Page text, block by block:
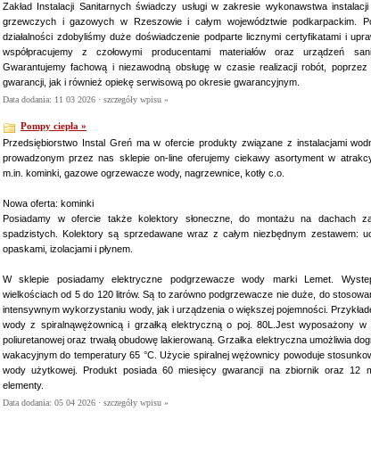
Zakład Instalacji Sanitarnych świadczy usługi w zakresie wykonawstwa
grzewczych i gazowych w Rzeszowie i całym województwie podkarpackim.
działalności zdobyliśmy duże doświadczenie podparte licznymi certyfikatami i
współpracujemy z czołowymi producentami materiałów oraz urządzeń
Gwarantujemy fachową i niezawodną obsługę w czasie realizacji robót,
gwarancji, jak i również opiekę serwisową po okresie gwarancyjnym.
Data dodania: 11 03 2026 · szczegóły wpisu »
Pompy ciepła »
Przedsiębiorstwo Instal Greń ma w ofercie produkty związane z instalacjami
prowadzonym przez nas sklepie on-line oferujemy ciekawy asortyment w
m.in. kominki, gazowe ogrzewacze wody, nagrzewnice, kotły c.o.
Nowa oferta: kominki
Posiadamy w ofercie także kolektory słoneczne, do montażu na dachach
spadzistych. Kolektory są sprzedawane wraz z całym niezbędnym zestawem:
opaskami, izolacjami i płynem.
W sklepie posiadamy elektryczne podgrzewacze wody marki Lemet.
wielkościach od 5 do 120 litrów. Są to zarówno podgrzewacze nie duże, do
intensywnym wykorzystaniu wody, jak i urządzenia o większej pojemności.
wody z spiralnąwężownicą i grzałką elektryczną o poj. 80L.Jest wyposażony w
poliuretanowej oraz trwałą obudowę lakierowaną. Grzałka elektryczna umożliwia
wakacyjnym do temperatury 65 °C. Użycie spiralnej wężownicy powoduje
wody użytkowej. Produkt posiada 60 miesięcy gwarancji na zbiornik oraz 12
elementy.
Data dodania: 05 04 2026 · szczegóły wpisu »